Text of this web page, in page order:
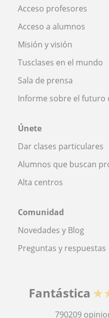
Acceso profesores
Acceso a alumnos
Misión y visión
Tusclases en el mundo
Sala de prensa
Informe sobre el futuro
Únete
Dar clases particulares
Alumnos que buscan
Alta centros
Comunidad
Novedades y Blog
Preguntas y respuestas
Fantástica
790209